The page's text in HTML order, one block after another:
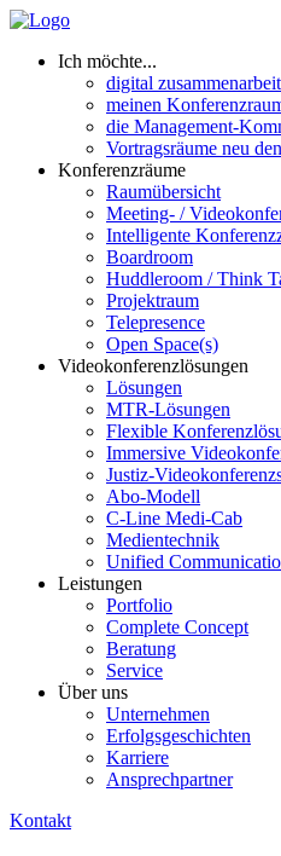
Ich möchte...
digital
meinen
die Management-
Vortragsräume neu
Konferenzräume
Raumübersicht
Meeting- /
Intelligente
Boardroom
Huddleroom / Think
Projektraum
Telepresence
Open Space(s)
Videokonferenzlösungen
Lösungen
MTR-Lösungen
Flexible
Immersive
Justiz-
Abo-Modell
C-Line Medi-Cab
Medientechnik
Unified
Leistungen
Portfolio
Complete Concept
Beratung
Service
Über uns
Unternehmen
Erfolgsgeschichten
Karriere
Ansprechpartner
Kontakt